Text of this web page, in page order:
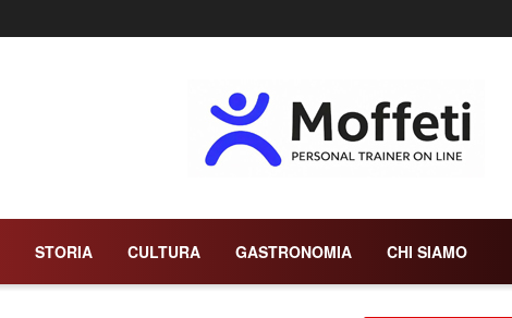
STORIA CULTURA GASTRONOMIA CHI SIAMO